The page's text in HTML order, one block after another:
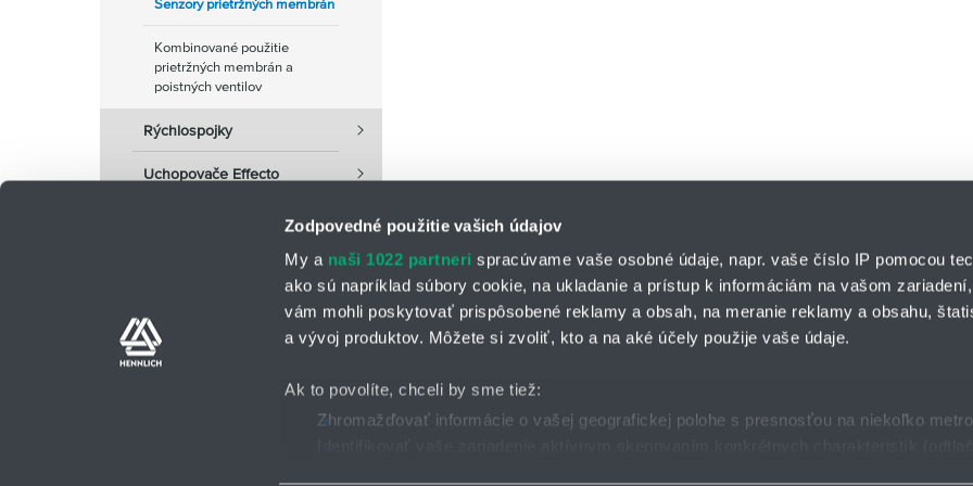
Zodpovedné použitie vašich údajov
My a naši 1022 partneri spracúvame vaše osobné údaje, napr. vaše číslo IP pomocou
ako sú napríklad súbory cookie, na ukladanie a prístup k informáciám na vašom
vám mohli poskytovať prispôsobené reklamy a obsah, na meranie reklamy a obsahu,
a vývoj produktov. Môžete si zvoliť, kto a na aké účely použije vaše údaje.
Ak to povolíte, chceli by sme tiež:
Zhromažďovať informácie o vašej geografickej polohe s presnosťou na niekoľko
Senzory prietržných membrán
Kombinované použitie
prietržných membrán a
poistných ventilov
Rýchlospojky
Uchopovače Effecto
HENNLICH s.r.o.
Košťany nad Turcom